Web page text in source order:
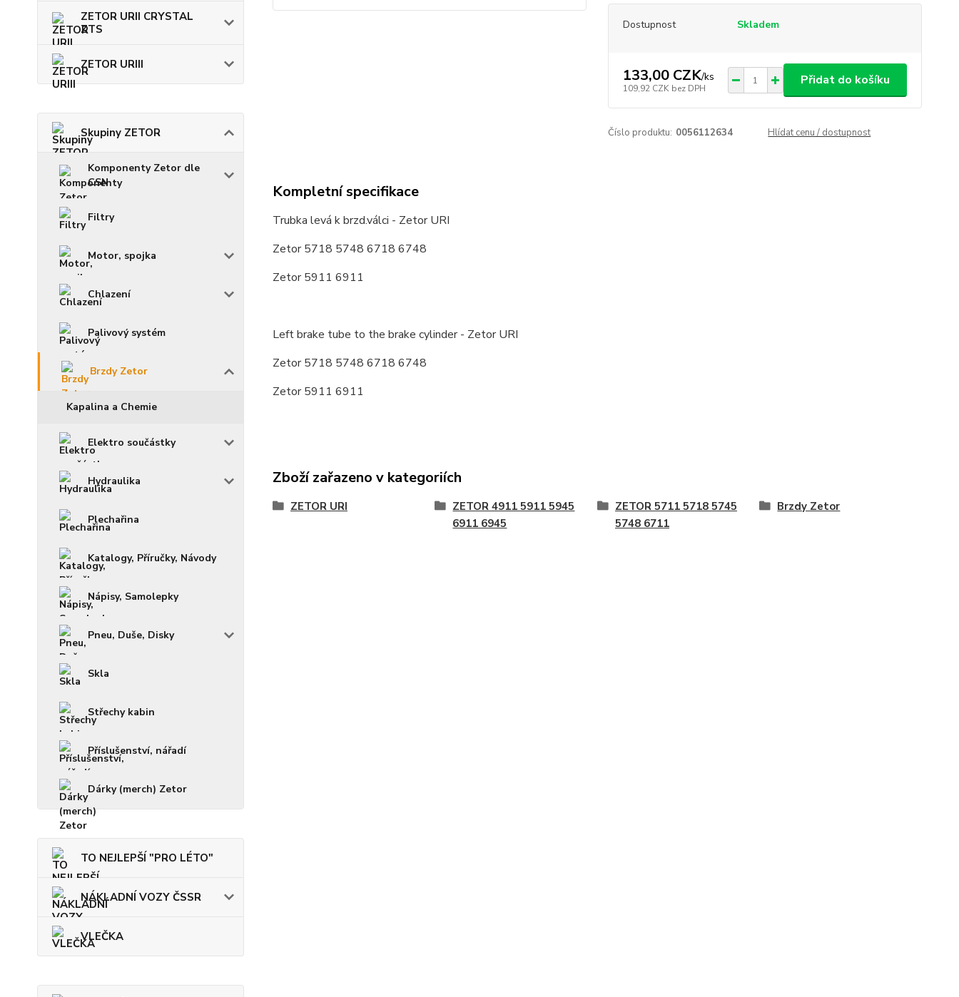
ZETOR URII CRYSTAL
ZTS
ZETOR URIII
Skupiny ZETOR
Komponenty Zetor dle
CSN
Filtry
Motor, spojka
Chlazení
Palivový systém
Brzdy Zetor
Kapalina a Chemie
Elektro součástky
Hydraulika
Plechařina
Katalogy, Příručky, Návody
Nápisy, Samolepky
Pneu, Duše, Disky
Skla
Střechy kabin
Příslušenství, nářadí
Dárky (merch) Zetor
TO NEJLEPŠÍ "PRO LÉTO"
NÁKLADNÍ VOZY ČSSR
VLEČKA
Dostupnost Skladem
133,00 CZK/ks
109,92 CZK bez DPH
Přidat do košíku
Číslo produktu: 0056112634 Hlídat cenu / dostupnost
Kompletní specifikace
Trubka levá k brzd.válci - Zetor URI
Zetor 5718 5748 6718 6748
Zetor 5911 6911
Left brake tube to the brake cylinder - Zetor URI
Zetor 5718 5748 6718 6748
Zetor 5911 6911
Zboží zařazeno v kategoriích
ZETOR URI
ZETOR 4911 5911 5945
6911 6945
ZETOR 5711 5718 5745
5748 6711
Brzdy Zetor